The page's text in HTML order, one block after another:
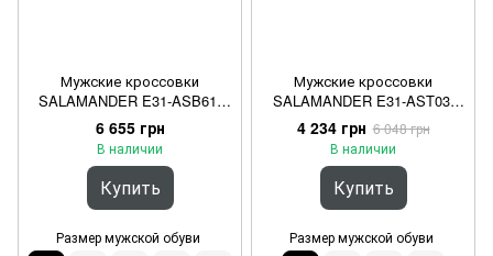
Мужские кроссовки
SALAMANDER E31-ASB61-
1200 6100 Коричневый 40
6 655 грн
В наличии
Купить
Размер мужской обуви
Мужские кроссовки
SALAMANDER E31-AST03-
6959 1011 Черный 40
4 234 грн 6 048 грн
В наличии
Купить
Размер мужской обуви